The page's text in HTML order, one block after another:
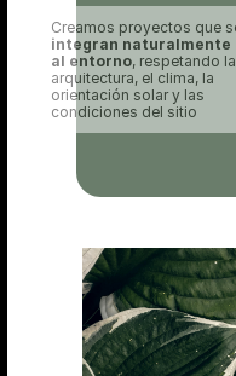
integran naturalmente
al entorno, respetando la
arquitectura, el clima, la
orientación solar y las
condiciones del sitio